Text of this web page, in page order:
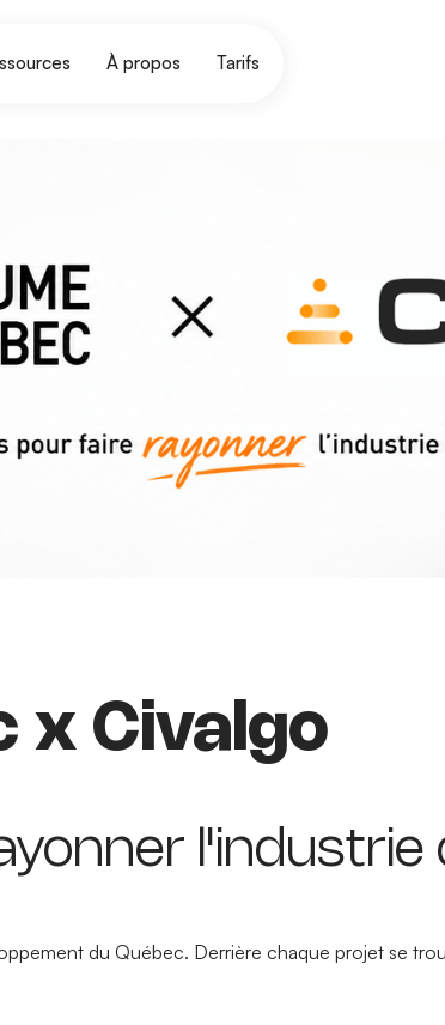
À propos Tarifs
x Civalgo
du Québec. Derrière chaque projet se